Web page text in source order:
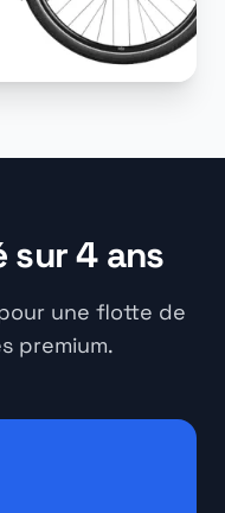
sur 4 ans
une flotte de
premium.